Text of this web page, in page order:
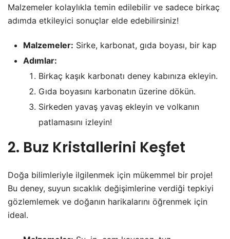
Malzemeler kolaylıkla temin edilebilir ve sadece birkaç
adımda etkileyici sonuçlar elde edebilirsiniz!
Malzemeler: Sirke, karbonat, gıda boyası, bir kap
Adımlar:
Birkaç kaşık karbonatı deney kabınıza ekleyin.
Gıda boyasını karbonatın üzerine dökün.
Sirkeden yavaş yavaş ekleyin ve volkanın
patlamasını izleyin!
2. Buz Kristallerini Keşfet
Doğa bilimleriyle ilgilenmek için mükemmel bir proje!
Bu deney, suyun sıcaklık değişimlerine verdiği tepkiyi
gözlemlemek ve doğanın harikalarını öğrenmek için
ideal.